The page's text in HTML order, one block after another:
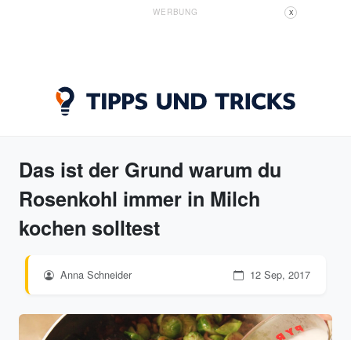
WERBUNG X
Das ist der Grund warum du
Rosenkohl immer in Milch
kochen solltest
Anna Schneider 12 Sep, 2017